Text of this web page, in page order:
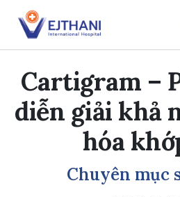
Skip to content
Cartigram –
diễn giải khả
hóa
Chuyên mục